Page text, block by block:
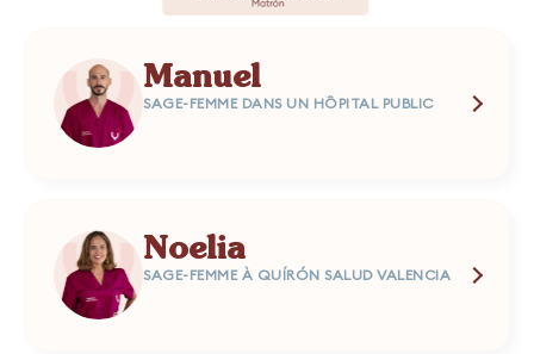
Manuel
SAGE-FEMME DANS UN HÔPITAL PUBLIC
Noelia
SAGE-FEMME À QUÍRÓN SALUD VALENCIA